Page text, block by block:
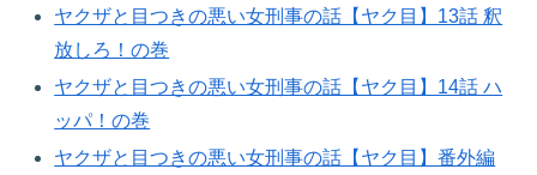
ヤクザと目つきの悪い女刑事の話【ヤク目】13話 釈
放しろ！の巻​
ヤクザと目つきの悪い女刑事の話【ヤク目】14話 ハ
ッパ！の巻​
ヤクザと目つきの悪い女刑事の話【ヤク目】番外編